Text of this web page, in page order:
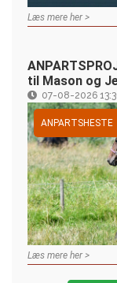
Læs mere her >
til Mason og
07-08-2026
ANPARTSHESTE
Læs mere her >